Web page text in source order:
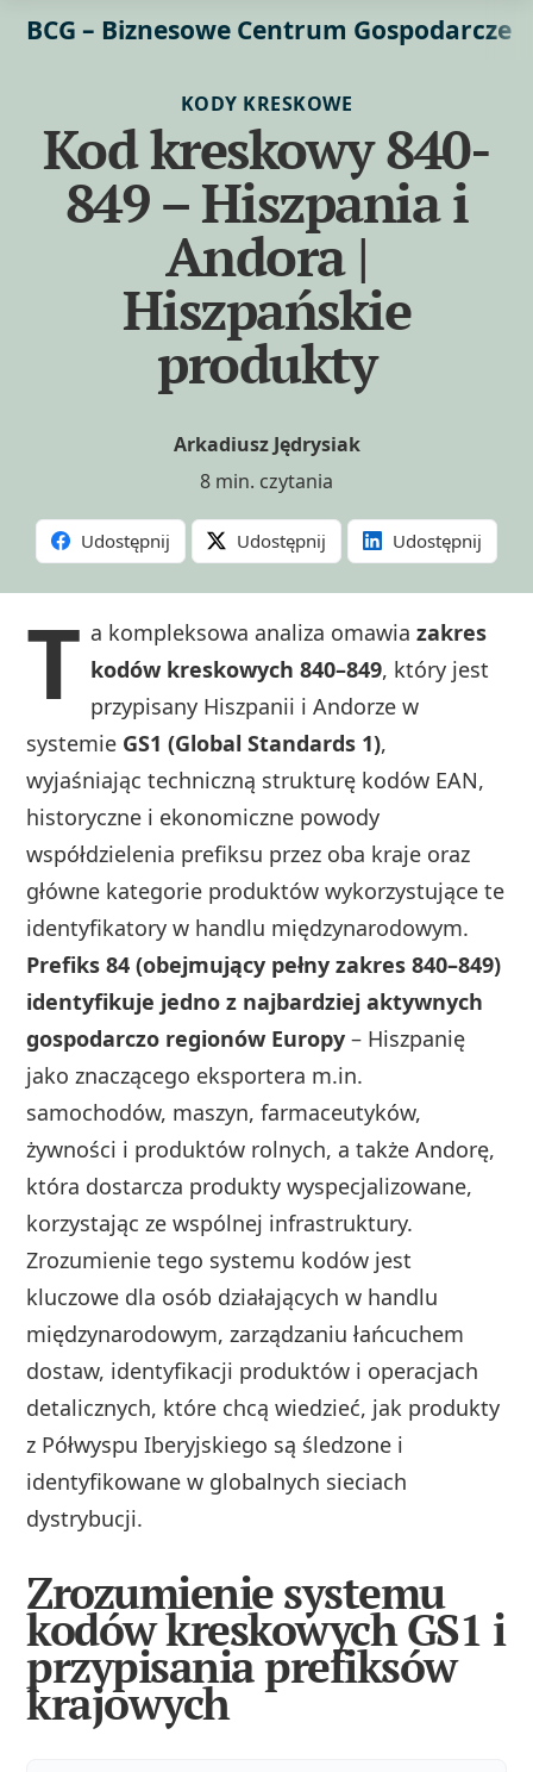
BCG – Biznesowe Centrum Gospodarcze
KODY KRESKOWE
Kod kreskowy 840-
849 – Hiszpania i
Andora |
Hiszpańskie
produkty
Arkadiusz Jędrysiak
8 min. czytania
Udostępnij Udostępnij Udostępnij
T a kompleksowa analiza omawiazakres
kodów kreskowych 840–849, który jest
przypisany Hiszpanii i Andorze w
systemie GS1 (Global Standards 1),
wyjaśniając techniczną strukturę kodów EAN,
historyczne i ekonomiczne powody
współdzielenia prefiksu przez oba kraje oraz
główne kategorie produktów wykorzystujące te
identyfikatory w handlu międzynarodowym.
Prefiks 84 (obejmujący pełny zakres 840–849)
identyfikuje jedno z najbardziej aktywnych
gospodarczo regionów Europy – Hiszpanię
jako znaczącego eksportera m.in.
samochodów, maszyn, farmaceutyków,
żywności i produktów rolnych, a także Andorę,
która dostarcza produkty wyspecjalizowane,
korzystając ze wspólnej infrastruktury.
Zrozumienie tego systemu kodów jest
kluczowe dla osób działających w handlu
międzynarodowym, zarządzaniu łańcuchem
dostaw, identyfikacji produktów i operacjach
detalicznych, które chcą wiedzieć, jak produkty
z Półwyspu Iberyjskiego są śledzone i
identyfikowane w globalnych sieciach
dystrybucji.
Zrozumienie systemu
kodów kreskowych GS1 i
przypisania prefiksów
krajowych